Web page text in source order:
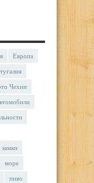
Европа
Чехии
замки
море
пиво